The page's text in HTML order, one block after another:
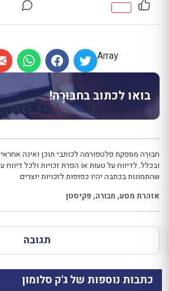
Array
בואו לכתוב בחבּוּרֶה!
חבּוּרֶה מספקת פלטפורמה לכותבי תוכן ואינה
ובכלל. לדיווח על טעות או הפרת זכויות ולכל דיווח
שהתמונות בכתבה יהיו כפופות לזכויות יוצרים
אזהרת מסע, חבורה, פקיסטן
תגובה
כתבות נוספות של ג'ק סלומון